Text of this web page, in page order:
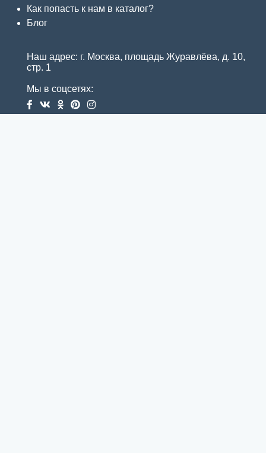
Как попасть к нам в каталог?
Блог
Наш адрес: г. Москва, площадь Журавлёва, д. 10,
стр. 1
Мы в соцсетях: